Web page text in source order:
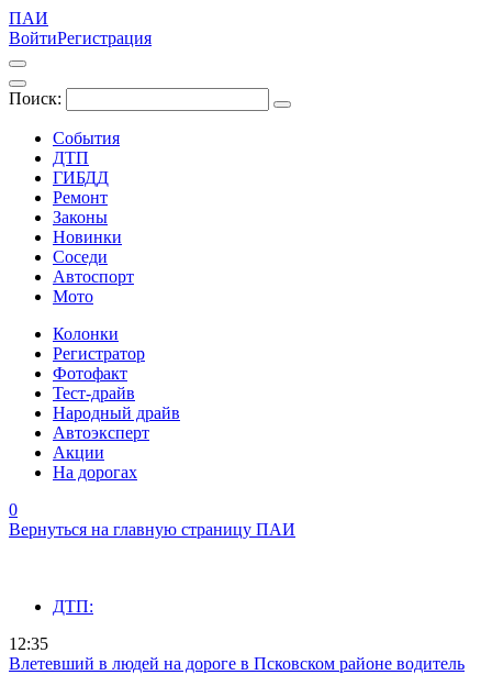
ПАИ
ВойтиРегистрация
Поиск:
События
ДТП
ГИБДД
Ремонт
Законы
Новинки
Соседи
Автоспорт
Мото
Колонки
Регистратор
Фотофакт
Тест-драйв
Народный драйв
Автоэксперт
Акции
На дорогах
0
Вернуться на главную страницу ПАИ
ДТП:
12:35
Влетевший в людей на дороге в Псковском районе водитель